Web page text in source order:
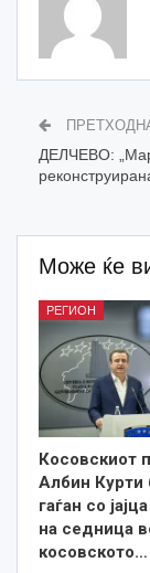
ДЕЛЧЕВО:
Може ќе
РЕГИОН
Косовскиот
Албин Курти
гаѓан со
на седница
косовското…